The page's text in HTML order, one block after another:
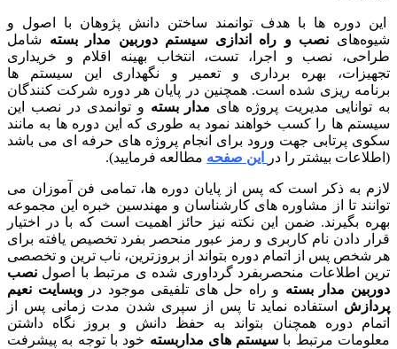
دوره ها با هدف توانمند ساختن دانش پژوهان با اصول و
نصب و راه اندازی سیستم دوربین مدار بستهشامل
نصب و اجرا، تست، انتخاب بهینه اقلام و خریداری
بهره برداری و تعمیر و نگهداری این سیستم ها
ریزی شده است. همچنین در پایان هر دوره شرکت کنندگان
توانایی مدیریت پروژه هایمدار بستهو توانمدی در نصب این
ها را کسب خواهند نمود به طوری که این دوره ها به مانند
پرتابی جهت ورود برای انجام پروژه های حرفه ای می باشد
بیشتر را در
این صفحهمطالعه فرمایید).
به ذکر است که پس از پایان دوره ها، تمامی فن آموزان می
تا از مشاوره های کارشناسان و مهندسین خبره این مجموعه
بگیرند. ضمن این نکته نیز حائز اهمیت است که با در اختیار
دادن نام کاربری و رمز عبور منحصر بفرد تخصیص یافته برای
شخص پس از اتمام دوره بتواند از بروزترین، ناب ترین و تخصصی
اطلاعات منحصربفرد گرداوری شده ی مرتبط با اصولنصب
مدار بستهو راه حل های تلفیقی موجود دروبسایت نعیم
استفاده نماید تا پس از سپری شدن مدت زمانی پس از
دوره همچنان بتواند به حفظ دانش و بروز نگاه داشتن
مرتبط با سیستم های مداربستهخود با توجه به پیشرفت